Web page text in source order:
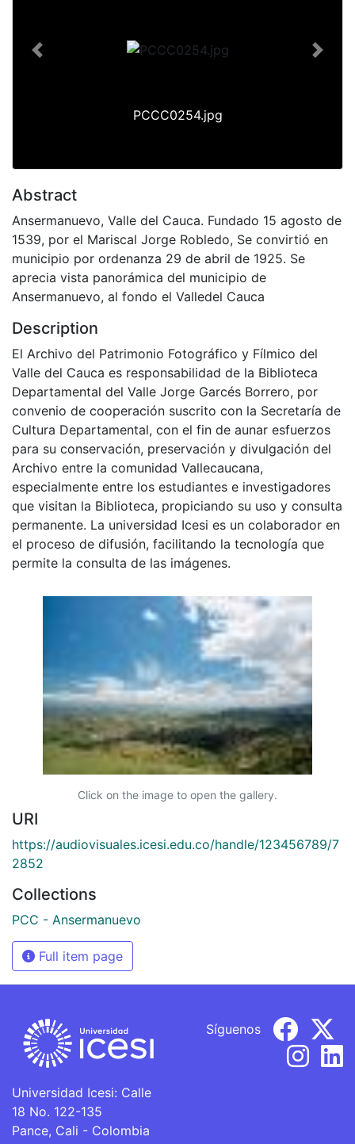
PCCC0254.jpg
Previous Next
Abstract
Ansermanuevo, Valle del Cauca. Fundado 15 agosto de
1539, por el Mariscal Jorge Robledo, Se convirtió en
municipio por ordenanza 29 de abril de 1925. Se
aprecia vista panorámica del municipio de
Ansermanuevo, al fondo el Valledel Cauca
Description
El Archivo del Patrimonio Fotográfico y Fílmico del
Valle del Cauca es responsabilidad de la Biblioteca
Departamental del Valle Jorge Garcés Borrero, por
convenio de cooperación suscrito con la Secretaría de
Cultura Departamental, con el fin de aunar esfuerzos
para su conservación, preservación y divulgación del
Archivo entre la comunidad Vallecaucana,
especialmente entre los estudiantes e investigadores
que visitan la Biblioteca, propiciando su uso y consulta
permanente. La universidad Icesi es un colaborador en
el proceso de difusión, facilitando la tecnología que
permite la consulta de las imágenes.
Click on the image to open the gallery.
URI
https://audiovisuales.icesi.edu.co/handle/123456789/7
2852
Collections
PCC - Ansermanuevo
Full item page
Universidad Icesi: Calle
18 No. 122-135
Pance, Cali - Colombia
Síguenos